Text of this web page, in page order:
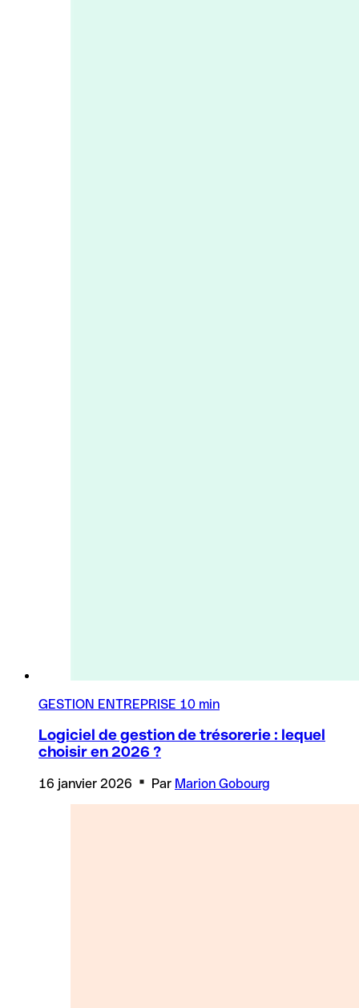
GESTION ENTREPRISE 10 min
Logiciel de gestion de trésorerie : lequel
choisir en 2026 ?
16 janvier 2026 Par Marion Gobourg